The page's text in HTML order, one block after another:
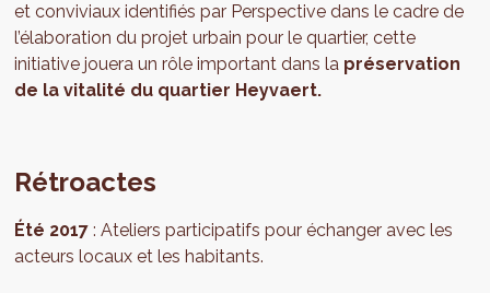
et conviviaux identifiés par Perspective dans le cadre de
l’élaboration du projet urbain pour le quartier, cette
initiative jouera un rôle important dans la préservation
de la vitalité du quartier Heyvaert.
Rétroactes
Été 2017 : Ateliers participatifs pour échanger avec les
acteurs locaux et les habitants.